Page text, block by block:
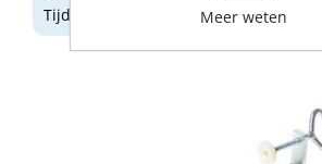
Tijdelijk niet op voorraadMeer weten